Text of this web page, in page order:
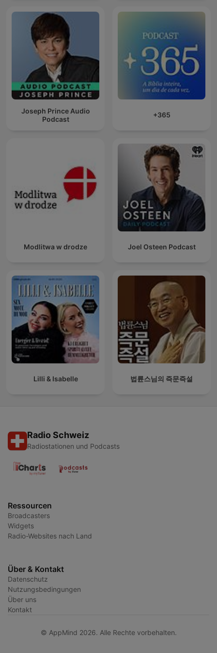
Joseph Prince Audio
Podcast
+365
Modlitwa w drodze Joel Osteen Podcast
Lilli & Isabelle 법륜스님의 즉문즉설
Radio Schweiz
Radiostationen und Podcasts
Ressourcen
Broadcasters
Widgets
Radio-Websites nach Land
Über & Kontakt
Datenschutz
Nutzungsbedingungen
Über uns
Kontakt
© AppMind 2026. Alle Rechte vorbehalten.